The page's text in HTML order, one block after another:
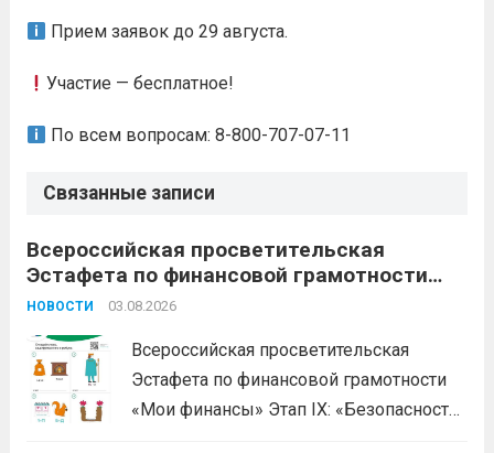
Прием заявок до 29 августа.
Участие — бесплатное!
По всем вопросам:8-800-707-07-11
Связанные записи
Всероссийская просветительская
Эстафета по финансовой грамотности
«Мои финансы»
НОВОСТИ 03.08.2026
Всероссийская просветительская
Эстафета по финансовой грамотности
«Мои финансы» Этап IX: «Безопасность